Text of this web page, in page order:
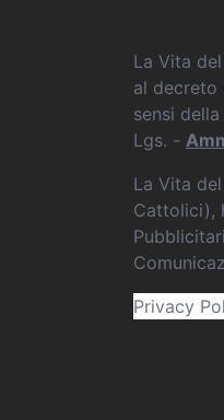
La Vita
al decreto
sensi
Lgs. -
La Vita
Cattolici),
Privacy